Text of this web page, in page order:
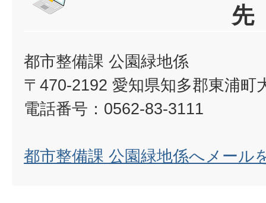
先
都市整備課 公園緑地係
〒470-2192 愛知県知多郡東浦町
電話番号：0562-83-3111
都市整備課 公園緑地係へメール